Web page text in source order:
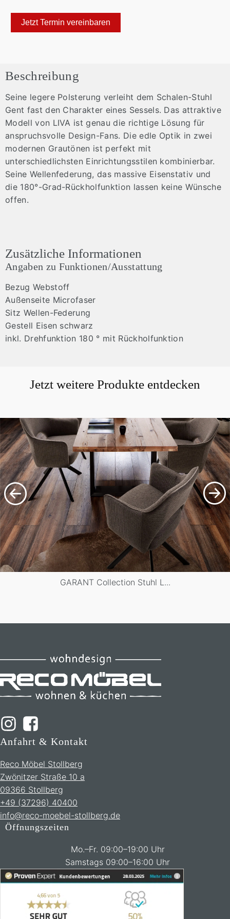
Jetzt Termin vereinbaren
Zusätzliche Informationen
Angaben zu Funktionen/Ausstattung
Bezug Webstoff
Außenseite Microfaser
Sitz Wellen-Federung
Gestell Eisen schwarz
inkl. Drehfunktion 180 ° mit Rückholfunktion
Beschreibung
Seine legere Polsterung verleiht dem Schalen-Stuhl
Gent fast den Charakter eines Sessels. Das attraktive
Modell von LIVA ist genau die richtige Lösung für
anspruchsvolle Design-Fans. Die edle Optik in zwei
modernen Grautönen ist perfekt mit
unterschiedlichsten Einrichtungsstilen kombinierbar.
Seine Wellenfederung, das massive Eisenstativ und
die 180°-Grad-Rückholfunktion lassen keine Wünsche
offen.
Jetzt weitere Produkte entdecken
GARANT Collection Stuhl L...
Anfahrt & Kontakt
Reco Möbel Stollberg
Zwönitzer Straße 10 a
09366 Stollberg
+49 (37296) 40400
info@reco-moebel-stollberg.de
Öffnungszeiten
Mo.–Fr. 09:00–19:00 Uhr
Samstags 09:00–16:00 Uhr